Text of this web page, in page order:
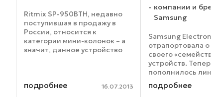
Ritmix SP-950BTH, недавно
поступившая в продажу в
России, относится к
категории мини-колонок – а
значит, данное устройство
очень стильно – в том числе
подробнее 16.07.2013
компании и
Samsung
Samsung
отрапортовала о
своего «семейства»
устройств. Теперь
пополнилось
беспроводных
Samsung Level On
подробнее